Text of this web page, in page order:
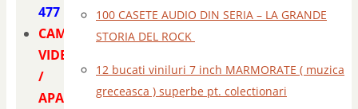
477
CAMERA
VIDEO
/
APARAT
100 CASETE AUDIO DIN SERIA – LA GRANDE
STORIA DEL ROCK
12 bucati viniluri 7 inch MARMORATE ( muzica
greceasca ) superbe pt. colectionari